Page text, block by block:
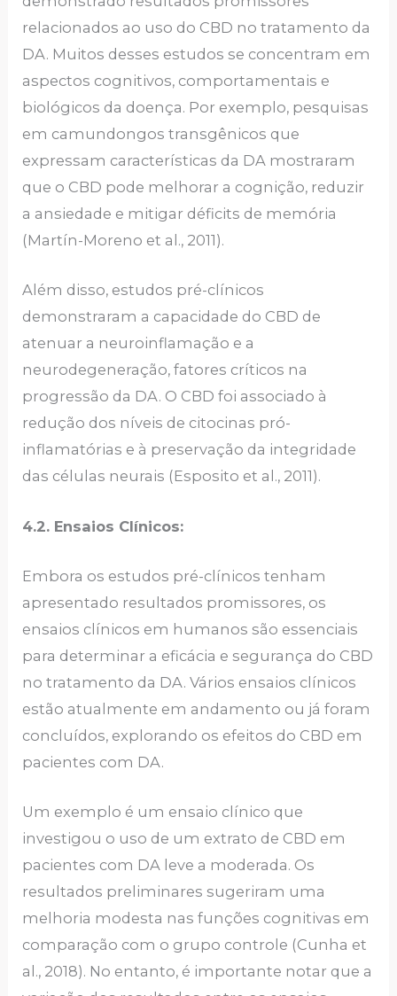
relacionados ao uso do CBD no tratamento da
DA. Muitos desses estudos se concentram em
aspectos cognitivos, comportamentais e
biológicos da doença. Por exemplo, pesquisas
em camundongos transgênicos que
expressam características da DA mostraram
que o CBD pode melhorar a cognição, reduzir
a ansiedade e mitigar déficits de memória
(Martín-Moreno et al., 2011).
Além disso, estudos pré-clínicos
demonstraram a capacidade do CBD de
atenuar a neuroinflamação e a
neurodegeneração, fatores críticos na
progressão da DA. O CBD foi associado à
redução dos níveis de citocinas pró-
inflamatórias e à preservação da integridade
das células neurais (Esposito et al., 2011).
4.2. Ensaios Clínicos:
Embora os estudos pré-clínicos tenham
apresentado resultados promissores, os
ensaios clínicos em humanos são essenciais
para determinar a eficácia e segurança do CBD
no tratamento da DA. Vários ensaios clínicos
estão atualmente em andamento ou já foram
concluídos, explorando os efeitos do CBD em
pacientes com DA.
Um exemplo é um ensaio clínico que
investigou o uso de um extrato de CBD em
pacientes com DA leve a moderada. Os
resultados preliminares sugeriram uma
melhoria modesta nas funções cognitivas em
comparação com o grupo controle (Cunha et
al., 2018). No entanto, é importante notar que a